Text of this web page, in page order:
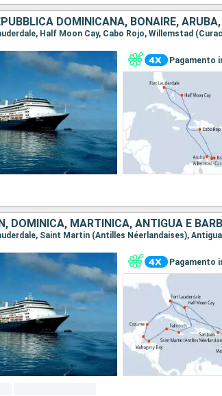
DOMINICANA, BONAIRE,
Half Moon Cay, Cabo Rojo, Willemstad
Pagamento
Pagamento